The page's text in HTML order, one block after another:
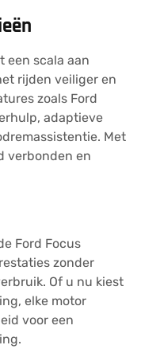
een scala aan
rijden veiliger en
zoals Ford
adaptieve
Met
verbonden en
Ford Focus
zonder
Of u nu kiest
elke motor
voor een